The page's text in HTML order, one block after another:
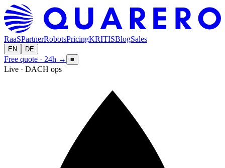
RaaSPartnerRobotsPricingKRITISBlogSales
EN DE
Free quote · 24h → ≡
Live · DACH ops